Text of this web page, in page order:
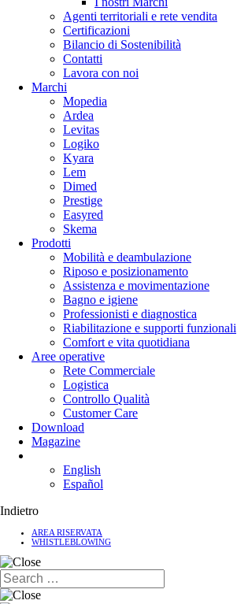
Agenti territoriali e rete vendita
Certificazioni
Bilancio di Sostenibilità
Contatti
Lavora con noi
Marchi
Mopedia
Ardea
Levitas
Logiko
Kyara
Lem
Dimed
Prestige
Easyred
Skema
Prodotti
Mobilità e deambulazione
Riposo e posizionamento
Assistenza e movimentazione
Bagno e igiene
Professionisti e diagnostica
Riabilitazione e supporti funzionali
Comfort e vita quotidiana
Aree operative
Rete Commerciale
Logistica
Controllo Qualità
Customer Care
Download
Magazine
English
Español
Indietro
AREA RISERVATA
WHISTLEBLOWING